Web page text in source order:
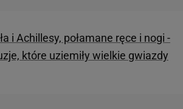
i Achillesy, połamane ręce i nogi -
które uziemiły wielkie gwiazdy